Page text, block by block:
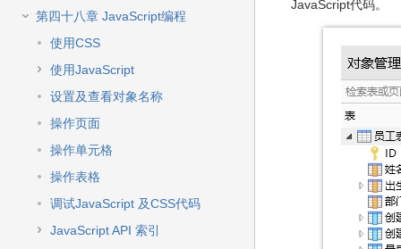
第四十八章 JavaScript编程
使用CSS
使用JavaScript
设置及查看对象名称
操作页面
操作单元格
操作表格
调试JavaScript 及CSS代码
JavaScript API 索引
JavaScript代码。